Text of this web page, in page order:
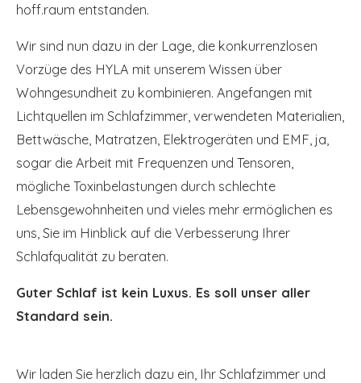
hoff.raum entstanden.
Wir sind nun dazu in der Lage, die konkurrenzlosen
Vorzüge des HYLA mit unserem Wissen über
Wohngesundheit zu kombinieren. Angefangen mit
Lichtquellen im Schlafzimmer, verwendeten Materialien,
Bettwäsche, Matratzen, Elektrogeräten und EMF, ja,
sogar die Arbeit mit Frequenzen und Tensoren,
mögliche Toxinbelastungen durch schlechte
Lebensgewohnheiten und vieles mehr ermöglichen es
uns, Sie im Hinblick auf die Verbesserung Ihrer
Schlafqualität zu beraten.
Guter Schlaf ist kein Luxus. Es soll unser aller
Standard sein.
Wir laden Sie herzlich dazu ein, Ihr Schlafzimmer und